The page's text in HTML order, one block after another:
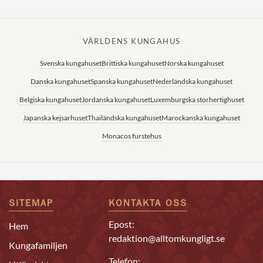
VÄRLDENS KUNGAHUS
Svenska kungahusetBrittiska kungahusetNorska kungahuset
Danska kungahusetSpanska kungahusetNederländska kungahuset
Belgiska kungahusetJordanska kungahusetLuxemburgska storhertighuset
Japanska kejsarhusetThailändska kungahusetMarockanska kungahuset
Monacos furstehus
SITEMAP
Hem
Kungafamiljen
KONTAKTA OSS
Epost:
redaktion@alltomkungligt.se